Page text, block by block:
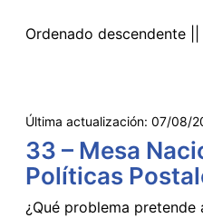
Ordenado descendente
Última actualización: 07/08/
33 – Mesa
Políticas
¿Qué problema